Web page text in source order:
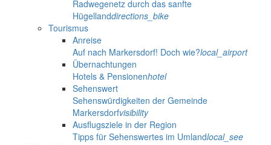
Radwegenetz durch das sanfte
Hügellanddirections_bike
Tourismus
Anreise
Auf nach Markersdorf! Doch wie?local_airport
Übernachtungen
Hotels & Pensionenhotel
Sehenswert
Sehenswürdigkeiten der Gemeinde
Markersdorfvisibility
Ausflugsziele in der Region
Tipps für Sehenswertes im Umlandlocal_see